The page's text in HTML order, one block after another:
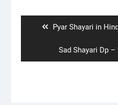
Previous
Pyar Shayari in Hindi
Next
post:
Sad Shayari Dp –